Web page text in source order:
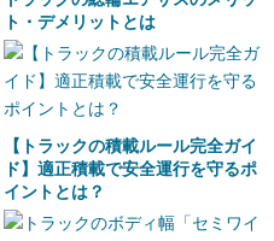
ト・デメリットとは
【トラックの積載ルール完全ガイ
ド】適正積載で安全運行を守るポ
イントとは？